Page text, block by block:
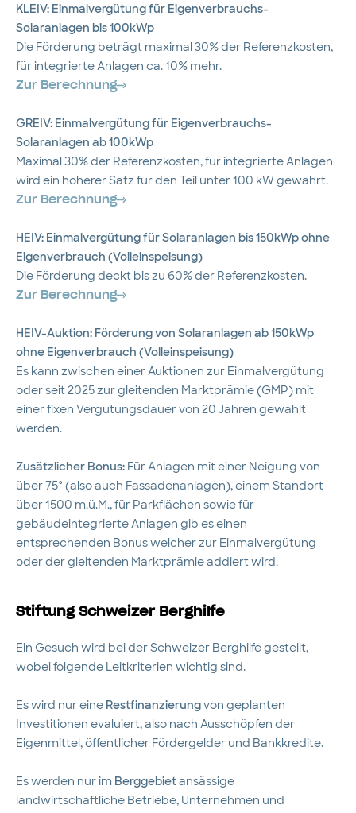
KLEIV: Einmalvergütung für Eigenverbrauchs-
Solaranlagen bis 100kWp
Die Förderung beträgt maximal 30% der Referenzkosten,
für integrierte Anlagen ca. 10% mehr.
Zur Berechnung
GREIV: Einmalvergütung für Eigenverbrauchs-
Solaranlagen ab 100kWp
Maximal 30% der Referenzkosten, für integrierte Anlagen
wird ein höherer Satz für den Teil unter 100 kW gewährt.
Zur Berechnung
HEIV: Einmalvergütung für Solaranlagen bis 150kWp ohne
Eigenverbrauch (Volleinspeisung)
Die Förderung deckt bis zu 60% der Referenzkosten.
Zur Berechnung
HEIV-Auktion: Förderung von Solaranlagen ab 150kWp
ohne Eigenverbrauch (Volleinspeisung)
Es kann zwischen einer Auktionen zur Einmalvergütung
oder seit 2025 zur gleitenden Marktprämie (GMP) mit
einer fixen Vergütungsdauer von 20 Jahren gewählt
werden.
Zusätzlicher Bonus: Für Anlagen mit einer Neigung von
über 75° (also auch Fassadenanlagen), einem Standort
über 1500 m.ü.M., für Parkflächen sowie für
gebäudeintegrierte Anlagen gib es einen
entsprechenden Bonus welcher zur Einmalvergütung
oder der gleitenden Marktprämie addiert wird.
Stiftung Schweizer Berghilfe
Ein Gesuch wird bei der Schweizer Berghilfe gestellt,
wobei folgende Leitkriterien wichtig sind.
Es wird nur eine Restfinanzierungvon geplanten
Investitionen evaluiert, also nach Ausschöpfen der
Eigenmittel, öffentlicher Fördergelder und Bankkredite.
Es werden nur im Berggebietansässige
landwirtschaftliche Betriebe, Unternehmen und